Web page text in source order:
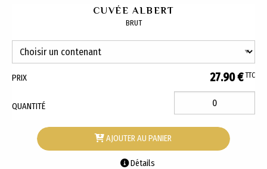
CUVÉE ALBERT
BRUT
PRIX 27.90 € TTC
QUANTITÉ
AJOUTER AU PANIER
Détails